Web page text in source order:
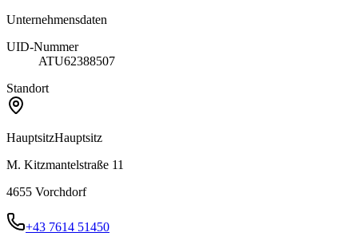
Unternehmensdaten
UID-Nummer
ATU62388507
Standort
HauptsitzHauptsitz
M. Kitzmantelstraße 11
4655 Vorchdorf
+43 7614 51450